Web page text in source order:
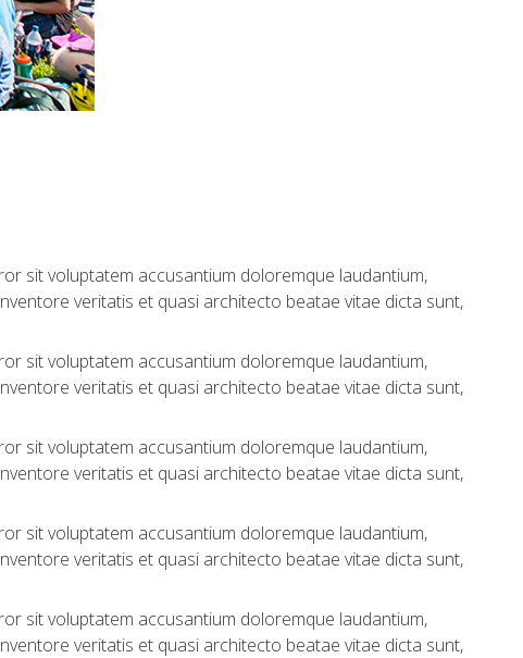
sit voluptatem accusantium doloremque laudantium,
veritatis et quasi architecto beatae vitae dicta sunt,
sit voluptatem accusantium doloremque laudantium,
veritatis et quasi architecto beatae vitae dicta sunt,
sit voluptatem accusantium doloremque laudantium,
veritatis et quasi architecto beatae vitae dicta sunt,
sit voluptatem accusantium doloremque laudantium,
veritatis et quasi architecto beatae vitae dicta sunt,
sit voluptatem accusantium doloremque laudantium,
veritatis et quasi architecto beatae vitae dicta sunt,